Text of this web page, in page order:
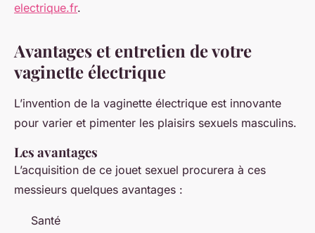
electrique.fr.
Avantages et entretien de votre
vaginette électrique
L’invention de la vaginette électrique est innovante
pour varier et pimenter les plaisirs sexuels masculins.
Les avantages
L’acquisition de ce jouet sexuel procurera à ces
messieurs quelques avantages :
Santé